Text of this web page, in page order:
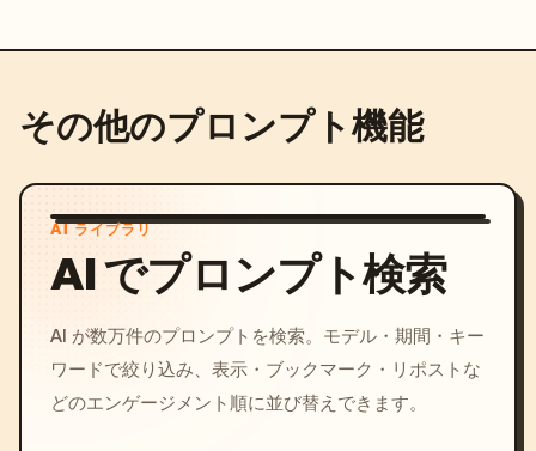
その他のプロンプト機能
AI ライブラリ
AI でプロンプト検索
AI が数万件のプロンプトを検索。モデル・期間・キー
ワードで絞り込み、表示・ブックマーク・リポストな
どのエンゲージメント順に並び替えできます。